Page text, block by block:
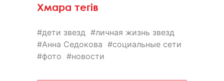
Хмара тегів
дети звезд
личная жизнь звезд
Анна Седокова
социальные сети
фото
новости